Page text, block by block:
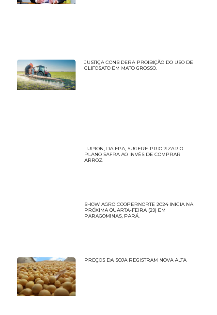
JUSTIÇA CONSIDERA PROIBIÇÃO DO USO DE
GLIFOSATO EM MATO GROSSO.
LUPION, DA FPA, SUGERE PRIORIZAR O
PLANO SAFRA AO INVÉS DE COMPRAR
ARROZ.
SHOW AGRO COOPERNORTE 2024 INICIA NA
PRÓXIMA QUARTA-FEIRA (29) EM
PARAGOMINAS, PARÁ.
PREÇOS DA SOJA REGISTRAM NOVA ALTA